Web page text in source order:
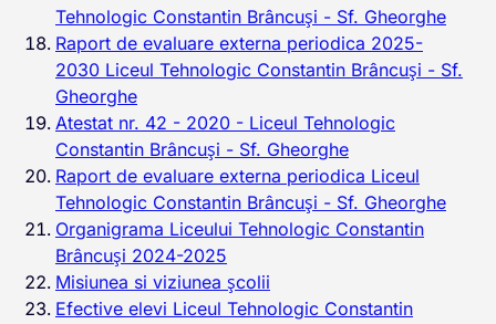
Tehnologic Constantin Brâncuși - Sf. Gheorghe
Raport de evaluare externa periodica 2025-
2030 Liceul Tehnologic Constantin Brâncuși - Sf.
Gheorghe
Atestat nr. 42 - 2020 - Liceul Tehnologic
Constantin Brâncuși - Sf. Gheorghe
Raport de evaluare externa periodica Liceul
Tehnologic Constantin Brâncuși - Sf. Gheorghe
Organigrama Liceului Tehnologic Constantin
Brâncuși 2024-2025
Misiunea si viziunea școlii
Efective elevi Liceul Tehnologic Constantin